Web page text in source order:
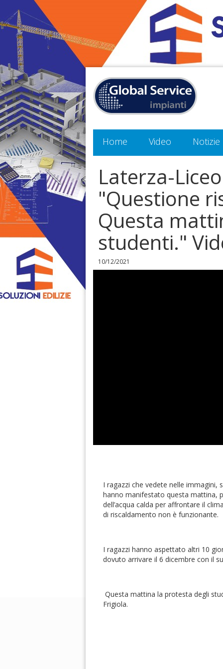
Home Video Notizie
Laterza-
"Questione
Questa
studenti."
10/12/2021
I ragazzi che vedete nelle immagini,
hanno manifestato questa mattina,
dell’acqua calda per affrontare il
di riscaldamento non è funzionante.
I ragazzi hanno aspettato altri 10
dovuto arrivare il 6 dicembre con il
Questa mattina la protesta degli
Frigiola.